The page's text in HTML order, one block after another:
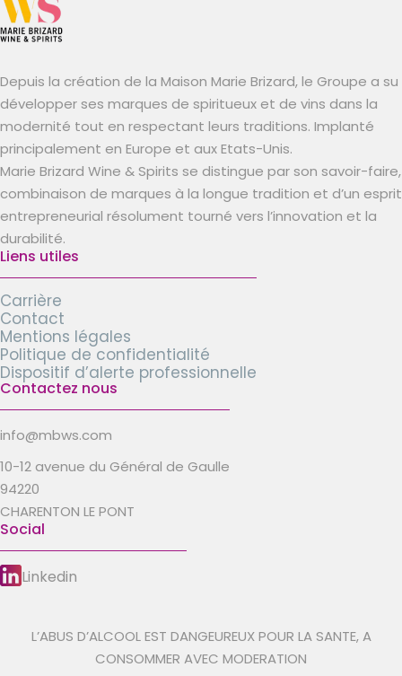
Depuis la création de la Maison Marie Brizard, le Groupe a su
développer ses marques de spiritueux et de vins dans la
modernité tout en respectant leurs traditions. Implanté
principalement en Europe et aux Etats-Unis.
Marie Brizard Wine & Spirits se distingue par son savoir-faire,
combinaison de marques à la longue tradition et d’un esprit
entrepreneurial résolument tourné vers l’innovation et la
durabilité.
Liens utiles
Carrière
Contact
Mentions légales
Politique de confidentialité
Dispositif d’alerte professionnelle
Contactez nous
info@mbws.com
10-12 avenue du Général de Gaulle
94220
CHARENTON LE PONT
Social
Linkedin
L’ABUS D’ALCOOL EST DANGEUREUX POUR LA SANTE, A
CONSOMMER AVEC MODERATION